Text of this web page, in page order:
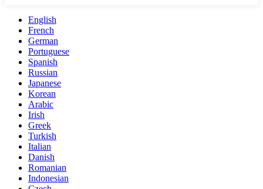
English
French
German
Portuguese
Spanish
Russian
Japanese
Korean
Arabic
Irish
Greek
Turkish
Italian
Danish
Romanian
Indonesian